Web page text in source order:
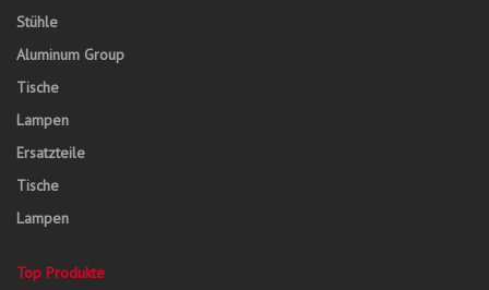
Stühle
Aluminum Group
Tische
Lampen
Ersatzteile
Tische
Lampen
Top Produkte